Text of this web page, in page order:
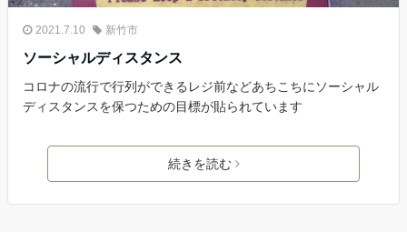
2021.7.10 新竹市
ソーシャルディスタンス
コロナの流行で行列ができるレジ前などあちこちにソーシャル
ディスタンスを保つための目標が貼られています
続きを読む